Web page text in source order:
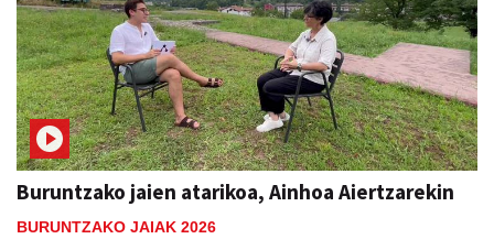
Buruntzako jaien atarikoa, Ainhoa Aiertzarekin
BURUNTZAKO JAIAK 2026